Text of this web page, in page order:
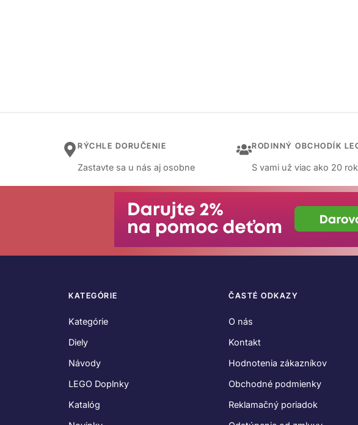
RÝCHLE DORUČENIE
Zastavte sa u nás aj osobne
RODINNÝ OBCHODÍK
S vami už viac ako 20
KATEGÓRIE
Kategórie
Diely
Návody
LEGO Doplnky
Katalóg
ČASTÉ ODKAZY
O nás
Kontakt
Hodnotenia zákazníkov
Obchodné podmienky
Reklamačný poriadok